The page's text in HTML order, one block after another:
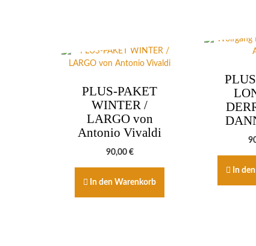
PLUS-PAKET
WINTER /
LARGO von
Antonio Vivaldi
90,00 €
In den Warenkorb
In